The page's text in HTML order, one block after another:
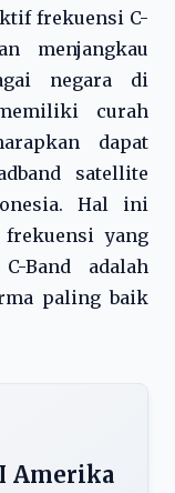
frekuensi C-
menjangkau
negara di
curah
dapat
satellite
Hal ini
yang
Band adalah
paling baik
Amerika